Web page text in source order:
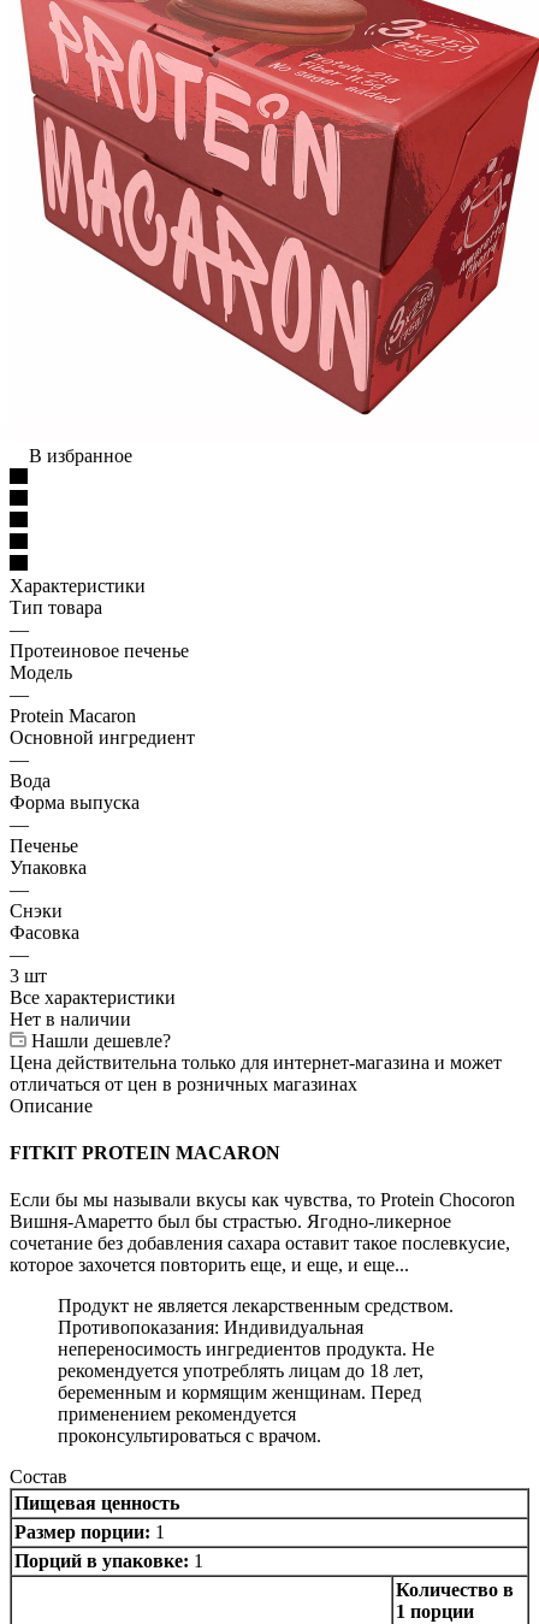
В избранное
Характеристики
Тип товара
—
Протеиновое печенье
Модель
—
Protein Macaron
Основной ингредиент
—
Вода
Форма выпуска
—
Печенье
Упаковка
—
Снэки
Фасовка
—
3 шт
Все характеристики
Нет в наличии
Нашли дешевле?
Цена действительна только для интернет-магазина и может
отличаться от цен в розничных магазинах
Описание
FITKIT PROTEIN MACARON
Если бы мы называли вкусы как чувства, то Protein Chocoron
Вишня-Амаретто был бы страстью. Ягодно-ликерное
сочетание без добавления сахара оставит такое послевкусие,
которое захочется повторить еще, и еще, и еще...
Продукт не является лекарственным средством.
Противопоказания: Индивидуальная
непереносимость ингредиентов продукта. Не
рекомендуется употреблять лицам до 18 лет,
беременным и кормящим женщинам. Перед
применением рекомендуется
проконсультироваться с врачом.
Состав
Пищевая ценность
Размер порции: 1
Порций в упаковке: 1
Количество в
1 порции